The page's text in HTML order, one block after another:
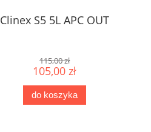
Clinex S5 5L APC OUT
115,00 zł
105,00 zł
do koszyka